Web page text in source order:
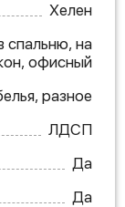
Хелен
спальню, на
офисный
разное
ЛДСП
Да
Да